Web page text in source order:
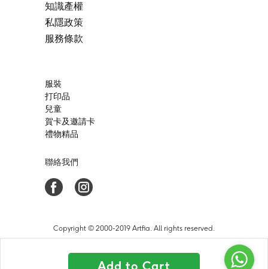
Add to Cart
知識產權
私隱政策
服務條款
服裝
打印品
兒童
賀卡及邀請卡
禮物精品
聯絡我們
Copyright © 2000-2019 Artfia. All rights reserved.